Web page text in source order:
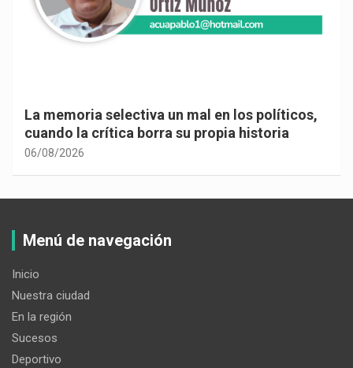
La memoria selectiva un mal en los políticos,
cuando la crítica borra su propia historia
06/08/2026
Menú de navegación
Inicio
Nuestra ciudad
En la región
Sucesos
Deportivo